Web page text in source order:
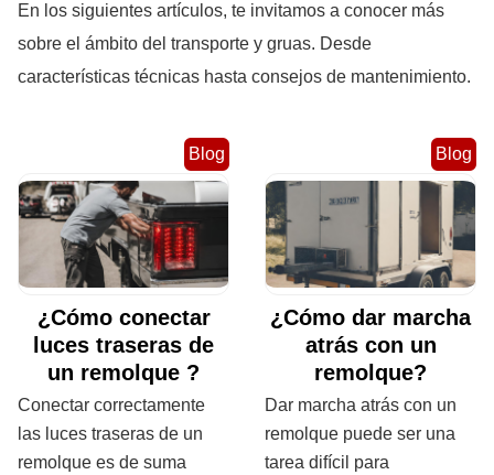
En los siguientes artículos, te invitamos a conocer más
sobre el ámbito del transporte y gruas. Desde
características técnicas hasta consejos de mantenimiento.
Blog
¿Cómo conectar
luces traseras de
un remolque ?
Conectar correctamente
las luces traseras de un
remolque es de suma
Blog
¿Cómo dar marcha
atrás con un
remolque?
Dar marcha atrás con un
remolque puede ser una
tarea difícil para